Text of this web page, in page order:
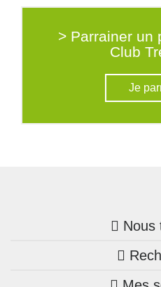
> Parrainer un
Club
Je
Nous
Trouver